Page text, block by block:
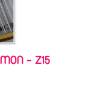
- Z15